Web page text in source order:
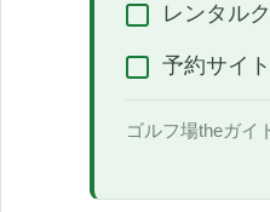
レンタル
予約サイ
ゴルフ場theガイ